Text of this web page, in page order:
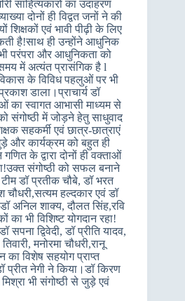
साहित्यकारों का उदाहरण
दोनों ही विद्वत जनों ने की
शिक्षकों एवं भावी पीढ़ी के लिए
है!साथ ही उन्होंने आधुनिक
परंपरा और आधुनिकता को
समय में अत्यंत प्रासंगिक है l
विकास के विविध पहलुओं पर भी
डाला।प्राचार्य डॉ
का स्वागत आभासी माध्यम से
संगोष्ठी में जोड़ने हेतु साधुवाद
सहकर्मी एवं छात्र-छात्राएं
और कार्यक्रम को बहुत ही
गणित के द्वारा दोनों ही वक्ताओं
संगोष्ठी को सफल बनाने
डॉ प्रतीक चौबे, डॉ भरत
चौधरी,सत्यम हल्दकार एवं डॉ
अनिल शाक्य, दौलत सिंह,रवि
का भी विशिष्ट योगदान रहा!
सपना द्विवेदी, डॉ प्रीति यादव,
मनोरमा चौधरी,रानू
का विशेष सहयोग प्राप्त
नेगी ने किया।डॉ किरण
भी संगोष्ठी से जुड़े एवं